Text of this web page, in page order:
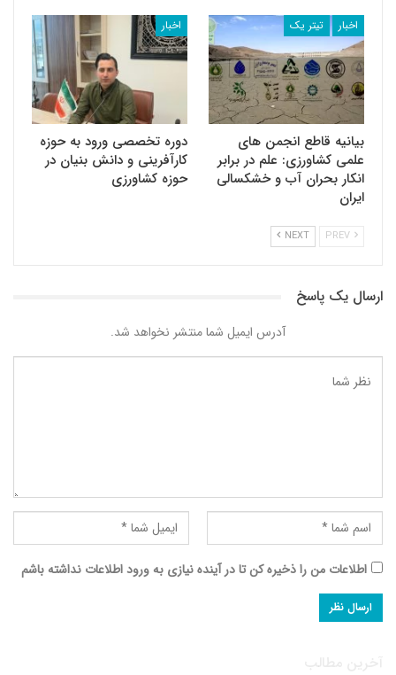
اخبار تیتر یک
بیانیه قاطع انجمن های
علمی کشاورزی: علم در برابر
انکار بحران آب و خشکسالی
ایران
اخبار
دوره تخصصی ورود به حوزه
کارآفرینی و دانش بنیان در
حوزه کشاورزی
NEXT
ارسال یک پاسخ
آدرس ایمیل شما منتشر نخواهد شد.
اطلاعات من را ذخیره کن تا در آینده نیازی به ورود اطلاعات نداشته باشم
آخرین مطالب